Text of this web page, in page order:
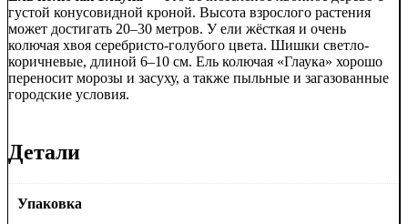
густой конусовидной кроной. Высота взрослого растения
может достигать 20–30 метров. У ели жёсткая и очень
колючая хвоя серебристо-голубого цвета. Шишки светло-
коричневые, длиной 6–10 см. Ель колючая «Глаука» хорошо
переносит морозы и засуху, а также пыльные и загазованные
городские условия.
Детали
Упаковка